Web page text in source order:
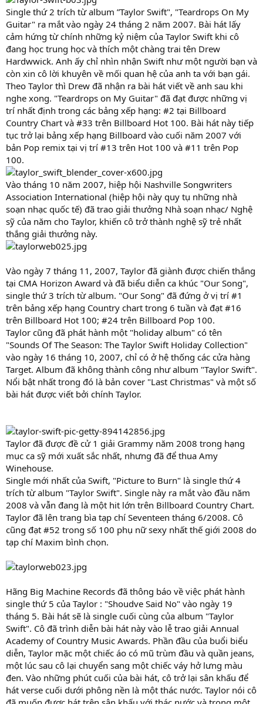
Single thứ 2 trích từ album ”Taylor Swift", "Teardrops On My
Guitar" ra mắt vào ngày 24 tháng 2 năm 2007. Bài hát lấy
cảm hứng từ chính những kỷ niệm của Taylor Swift khi cô
đang học trung học và thích một chàng trai tên Drew
Hardwwick. Anh ấy chỉ nhìn nhận Swift như một người bạn và
còn xin cô lời khuyên về mối quan hệ của anh ta với bạn gái.
Theo Taylor thì Drew đã nhận ra bài hát viết về anh sau khi
nghe xong. "Teardrops on My Guitar" đã đạt được những vị
trí nhất định trong các bảng xếp hạng: #2 tại Billboard
Country Chart và #33 trên Billboard Hot 100. Bài hát này tiếp
tục trở lại bảng xếp hạng Billboard vào cuối năm 2007 với
bản Pop remix tại vị trí #13 trên Hot 100 và #11 trên Pop
100.
Vào tháng 10 năm 2007, hiệp hội Nashville Songwriters
Association International (hiệp hội này quy tụ những nhà
soạn nhạc quốc tế) đã trao giải thưởng Nhà soạn nhạc/ Nghệ
sỹ của năm cho Taylor, khiến cô trở thành nghệ sỹ trẻ nhất
thắng giải thưởng này.
Vào ngày 7 tháng 11, 2007, Taylor đã giành được chiến thắng
tại CMA Horizon Award và đã biểu diễn ca khúc "Our Song",
single thứ 3 trích từ album. "Our Song" đã đứng ở vị trí #1
trên bảng xếp hạng Country chart trong 6 tuần và đạt #16
trên Billboard Hot 100; #24 trên Billboard Pop 100.
Taylor cũng đã phát hành một "holiday album" có tên
"Sounds Of The Season: The Taylor Swift Holiday Collection"
vào ngày 16 tháng 10, 2007, chỉ có ở hệ thống các cửa hàng
Target. Album đã không thành công như album "Taylor Swift".
Nổi bật nhất trong đó là bản cover "Last Christmas" và một số
bài hát được viết bởi chính Taylor.
Taylor đã được đề cử 1 giải Grammy năm 2008 trong hạng
mục ca sỹ mới xuất sắc nhất, nhưng đã để thua Amy
Winehouse.
Single mới nhất của Swift, "Picture to Burn" là single thứ 4
trích từ album "Taylor Swift". Single này ra mắt vào đầu năm
2008 và vẫn đang là một hit lớn trên Billboard Country Chart.
Taylor đã lên trang bìa tạp chí Seventeen tháng 6/2008. Cô
cũng đạt #52 trong số 100 phụ nữ sexy nhất thế giới 2008 do
tạp chí Maxim bình chọn.
Hãng Big Machine Records đã thông báo về việc phát hành
single thứ 5 của Taylor : "Shoudve Said No" vào ngày 19
tháng 5. Bài hát sẽ là single cuối cùng của album "Taylor
Swift". Cô đã trình diễn bài hát này vào lễ trao giải Annual
Academy of Country Music Awards. Phần đầu của buổi biểu
diễn, Taylor mặc một chiếc áo có mũ trùm đầu và quần jeans,
một lúc sau cô lại chuyển sang một chiếc váy hở lưng màu
đen. Vào những phút cuối của bài hát, cô trở lại sân khấu để
hát verse cuối dưới phông nền là một thác nước. Taylor nói cô